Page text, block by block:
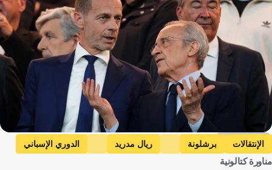
Getty Images
الإنتقالات برشلونة ريال مدريد
الدوري الإسباني
إسبانيا
كرة قدممناورة كتالونية